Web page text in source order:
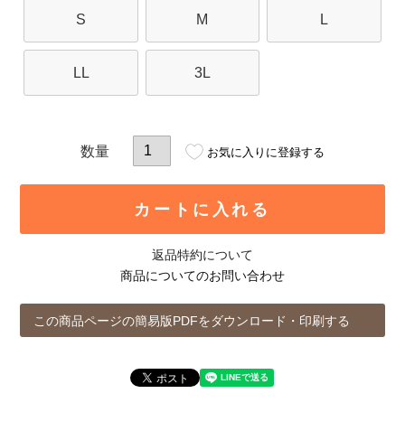
S M L
LL 3L
お気に入りに登録する
カートに入れる
返品特約について
商品についてのお問い合わせ
この商品ページの簡易版PDFをダウンロード・印刷する